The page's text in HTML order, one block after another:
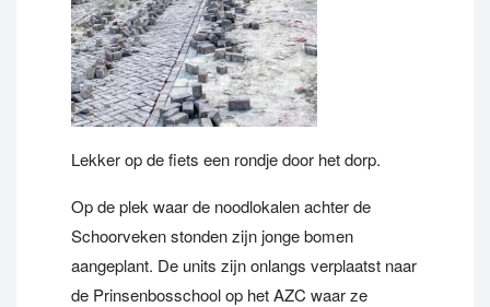
Lekker op de fiets een rondje door het dorp.
Op de plek waar de noodlokalen achter de
Schoorveken stonden zijn jonge bomen
aangeplant. De units zijn onlangs verplaatst naar
de Prinsenbosschool op het AZC waar ze